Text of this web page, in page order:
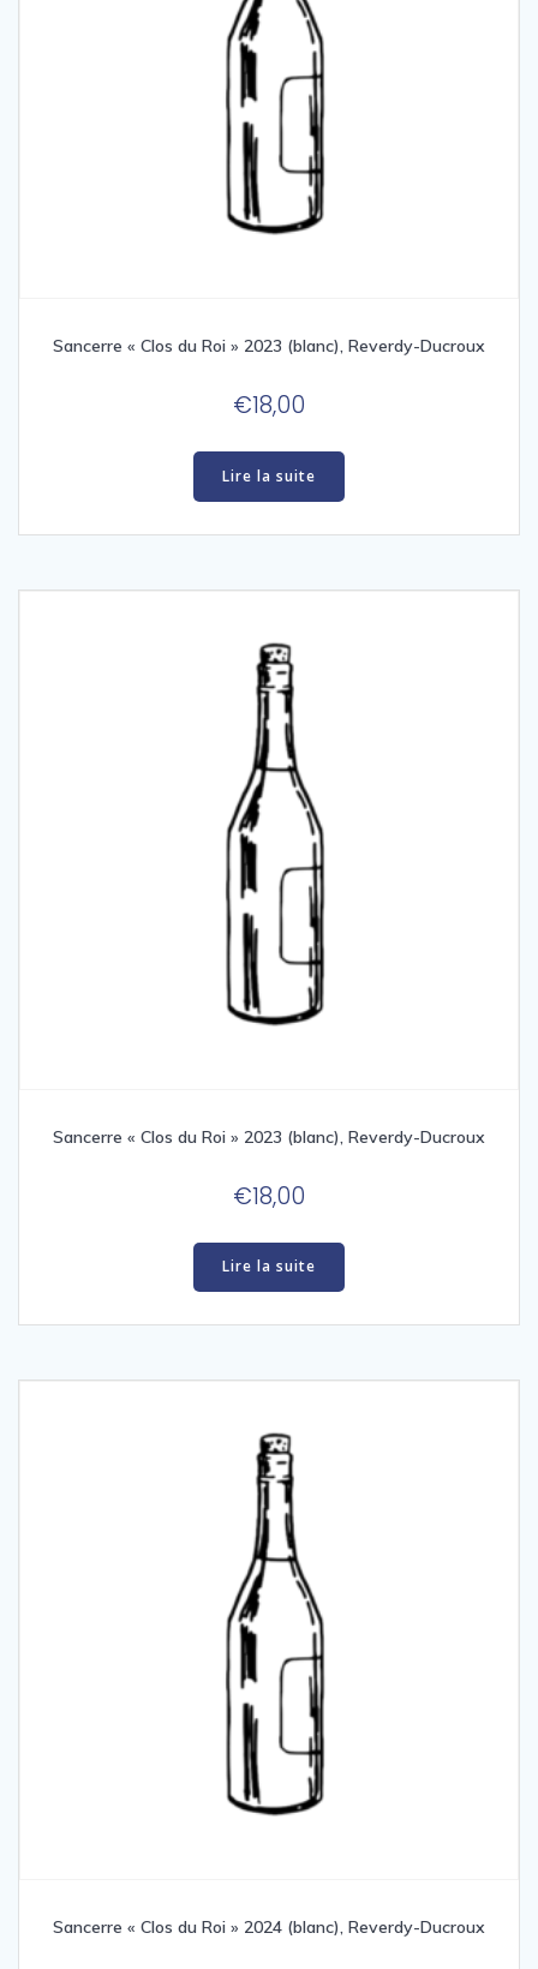
Sancerre « Clos du Roi » 2023 (blanc), Reverdy-Ducroux
€18,00
Lire la suite
Sancerre « Clos du Roi » 2023 (blanc), Reverdy-Ducroux
€18,00
Lire la suite
Sancerre « Clos du Roi » 2024 (blanc), Reverdy-Ducroux